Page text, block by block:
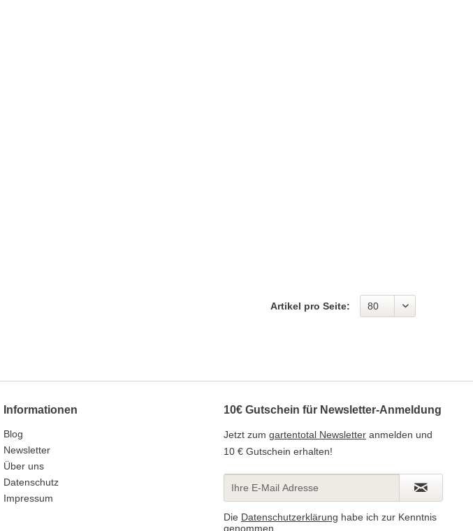
Artikel pro Seite:
Informationen
Blog
Newsletter
Über uns
Datenschutz
Impressum
10€ Gutschein für Newsletter-Anmeldung
Jetzt zum gartentotal Newsletter anmelden und
10 € Gutschein erhalten!
Die Datenschutzerklärung habe ich zur Kenntnis
genommen.